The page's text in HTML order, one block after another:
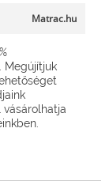
Matrac.hu
Megújítjuk
vásárolhatja